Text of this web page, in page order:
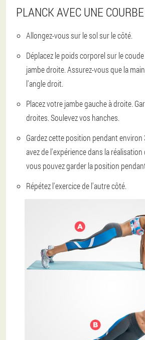
PLANCK AVEC UNE
Allongez-vous sur le sol sur le côté.
Déplacez le poids corporel sur le
jambe droite. Assurez-vous que la
l'angle droit.
Placez votre jambe gauche à droite.
droites. Soulevez vos hanches.
Gardez cette position pendant environ
avez de l'expérience dans la
vous pouvez garder la position
Répétez l'exercice de l'autre côté.